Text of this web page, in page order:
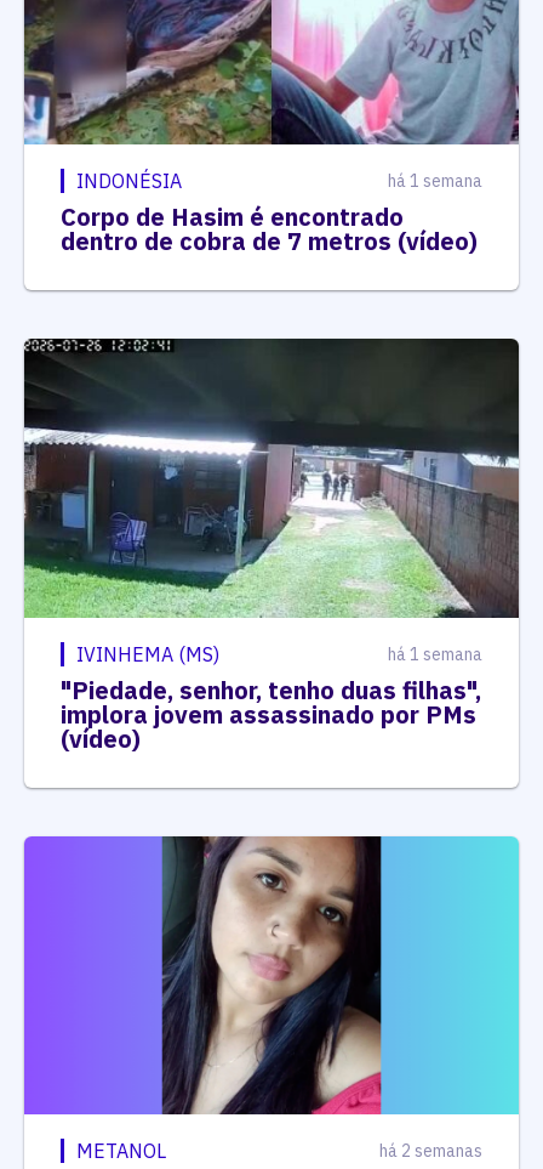
INDONÉSIA há 1 semana
Corpo de Hasim é encontrado
dentro de cobra de 7 metros (vídeo)
IVINHEMA (MS) há 1 semana
"Piedade, senhor, tenho duas filhas",
implora jovem assassinado por PMs
(vídeo)
METANOL há 2 semanas